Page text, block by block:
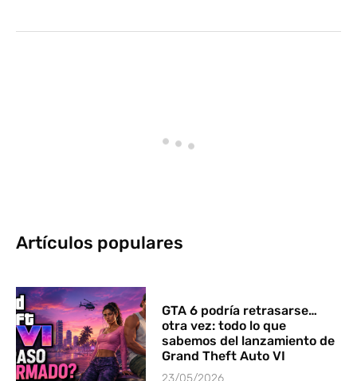
Artículos populares
GTA 6 podría retrasarse…
otra vez: todo lo que
sabemos del lanzamiento de
Grand Theft Auto VI